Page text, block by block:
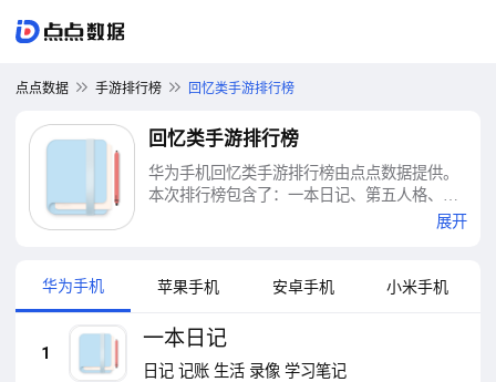
点点数据 手游排行榜 回忆类手游排行榜
回忆类手游排行榜
华为手机回忆类手游排行榜由点点数据提供。
本次排行榜包含了：一本日记、第五人格、英
雄联盟手游、王者荣耀(王者夏日农友节)、蛋展开
华为手机 苹果手机 安卓手机 小米手机
1
一本日记
日记 记账 生活 录像 学习笔记